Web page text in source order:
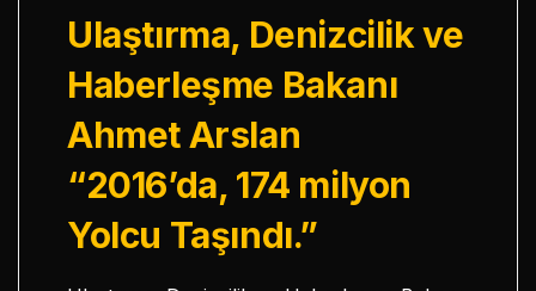
Ulaştırma, Denizcilik ve
Haberleşme Bakanı
Ahmet Arslan
“2016’da, 174 milyon
Yolcu Taşındı.”